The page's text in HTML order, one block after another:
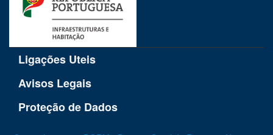
Ligações Uteis
Avisos Legais
Proteção de Dados